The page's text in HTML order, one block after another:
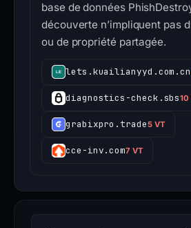
base de données
découverte n’impliquent pas
ou de propriété partagée.
lets.kuailianyyd.com.cn
diagnostics-check.sbs10
grabixpro.trade5 VT
cce-inv.com7 VT